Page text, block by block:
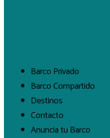
Barco Privado
Barco Compartido
Destinos
Contacto
Anuncia tu Barco